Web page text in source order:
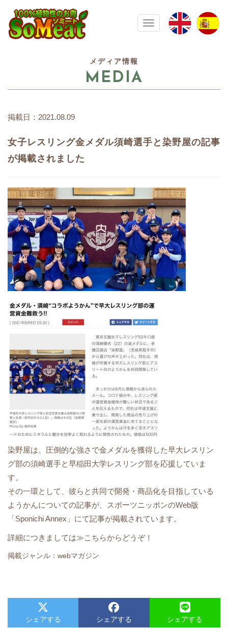
Toggle navigation
100%植物性の大豆ミート ソミ
メディア情報
MEDIA
掲載日：2021.08.09
女子レスリング金メダル須崎選手と染野屋の記事
が掲載されました
染野屋は、圧倒的な強さで金メダルを獲得した早大レスリン
グ部の須崎選手と早稲田大学レスリング部を応援していま
す。
その一環として、彼らと共同で開発・商品化を目指している
ようかんについての記事が、スポーツニッポンのWeb版
「Sponichi Annex」にて記事が掲載されています。
詳細につきましては≫こちらからどうぞ！
掲載ジャンル：webマガジン
シェアする シェアする シェアする